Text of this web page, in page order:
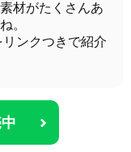
材がたくさんあ
。
ンクつきで紹介